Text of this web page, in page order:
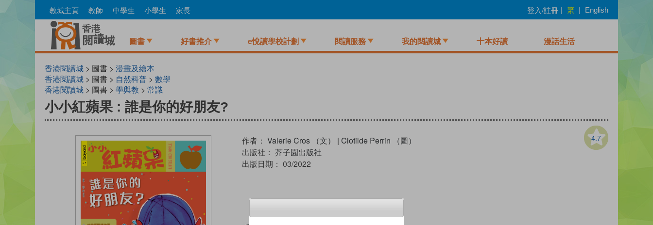
to
教城主頁 教師 中學生 小學生 家長 登入/註冊 | 繁 | English
圖書 好書推介 e悅讀學校計劃 閱讀服務 我的閱讀城 十本好讀 漫話生活
香港閱讀城 > 圖書 > 漫畫及繪本
香港閱讀城 > 圖書 > 自然科普 > 數學
香港閱讀城 > 圖書 > 學與教 > 常識
小小紅蘋果 : 誰是你的好朋友?
4.7
作者： Valerie Cros （文） | Clotilde Perrin （圖）
出版社： 芥子園出版社
出版日期： 03/2022
試閲 加入閱讀紀錄